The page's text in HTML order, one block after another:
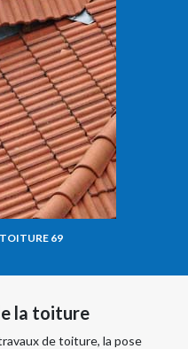
69
la toiture
de toiture, la pose